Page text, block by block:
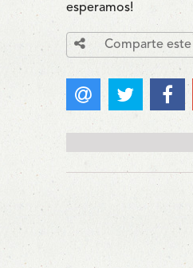
esperamos!
Comparte